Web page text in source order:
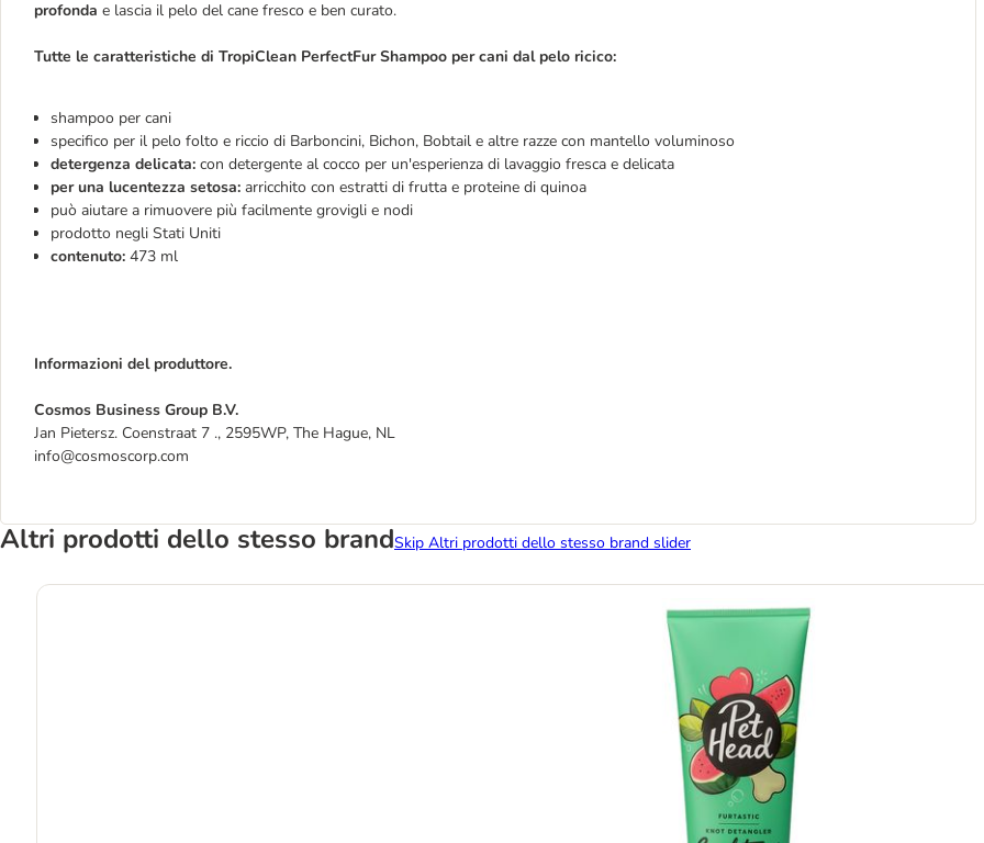
profonda e lascia il pelo del cane fresco e ben curato.
Tutte le caratteristiche di TropiClean PerfectFur Shampoo per cani dal pelo ricico:
shampoo per cani
specifico per il pelo folto e riccio di Barboncini, Bichon, Bobtail e altre razze con mantello voluminoso
detergenza delicata: con detergente al cocco per un'esperienza di lavaggio fresca e delicata
per una lucentezza setosa: arricchito con estratti di frutta e proteine di quinoa
può aiutare a rimuovere più facilmente grovigli e nodi
prodotto negli Stati Uniti
contenuto: 473 ml
Informazioni del produttore.
Cosmos Business Group B.V.
Jan Pietersz. Coenstraat 7 ., 2595WP, The Hague, NL
info@cosmoscorp.com
Altri prodotti dello stesso brandSkip Altri prodotti dello stesso brand slider